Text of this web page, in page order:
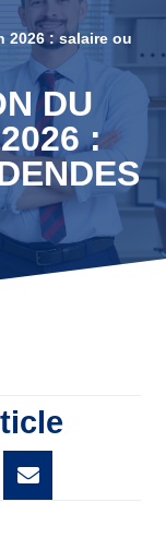
2026 : salaire ou
DU
: